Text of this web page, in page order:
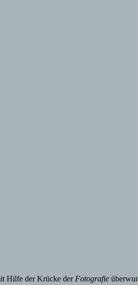
Hilfe der Krücke der Fotografie